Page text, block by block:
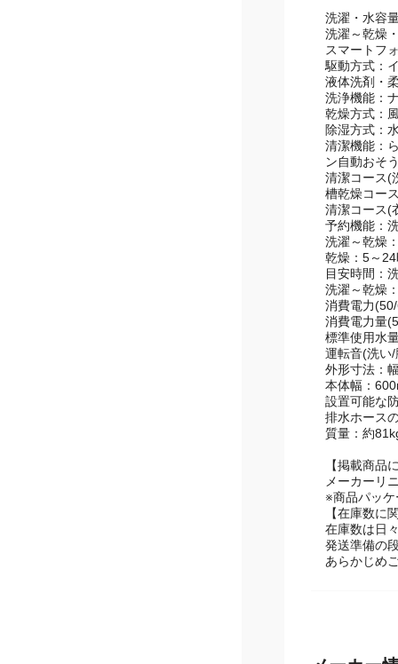
商品スペ
洗濯・水容
洗濯～乾燥
スマートフ
駆動方式：
液体洗剤・
洗浄機能：
乾燥方式：
除湿方式：
清潔機能：
ン自動おそ
清潔コース(
槽乾燥コー
清潔コース(
予約機能：
洗濯～乾燥
乾燥：5～
目安時間：
洗濯～乾燥
消費電力
消費電力量
標準使用水
運転音(洗い
外形寸法：
本体幅：
設置可能な
排水ホース
質量：約
【掲載商品
メーカーリ
※商品パッ